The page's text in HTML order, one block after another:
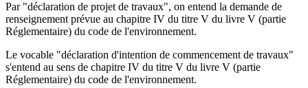
Par "déclaration de projet de travaux", on entend la demande de
renseignement prévue au chapitre IV du titre V du livre V (partie
Réglementaire) du code de l'environnement.
Le vocable "déclaration d'intention de commencement de travaux"
s'entend au sens de chapitre IV du titre V du livre V (partie
Réglementaire) du code de l'environnement.